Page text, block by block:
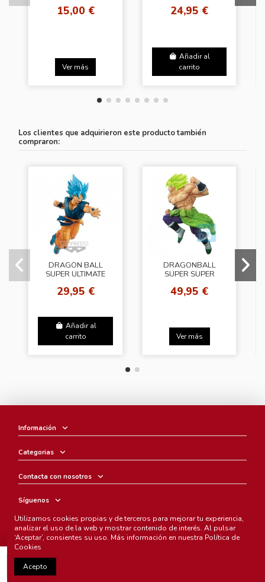
15,00 €
Ver más
COLOSSEUM2
24,95 €
Añadir al
carrito
Los clientes que adquirieron este producto también
compraron:
DRAGON BALL
SUPER ULTIMATE
MOVIE (Goku)
29,95 €
Añadir al
carrito
DRAGONBALL
SUPER SUPER
FULLPOWER Z-
49,95 €
Ver más
Información
Categorias
Contacta con nosotros
Síguenos
Boletín
Chunichi Comics
Utilizamos cookies propias y de terceros para mejorar tu experiencia,
analizar el uso de la web y mostrar contenido de interés. Al pulsar
‘Aceptar’, consientes su uso. Más información en nuestra Política de
Cookies
Acepto